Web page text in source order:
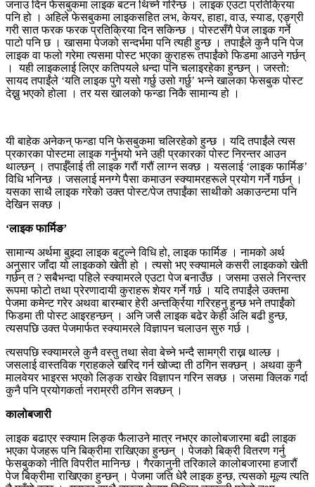
जनाउ दिन फेसबुकमा लाइक बटन थिच्ने गरिन्छ । लाइक एउटा प्रतिक्रिया
पनि हो । अहिले फेसबुकमा लाइकसहित लभ, केयर, हाहा, वाउ, स्याड, एङ्ग्री
गरी सात फरक फरक प्रतिक्रिया दिन सकिन्छ । पोस्टसँगै पेज लाइक गर्ने
पाटो पनि छ । खासमा पेजको सन्दर्भमा पनि त्यही हुन्छ । तपाईंले कुनै पनि पेज
लाइक वा फलो गरेमा त्यसमा पोस्ट भएका कुराहरू तपाईंको फिडमा आउने गर्छन्
। यही लाइकलाई लिएर कतिपयले धन्दा पनि चलाइरहेका हुन्छन् । जस्तो:
सायद तपाईंले ‘यति लाइक पुगे यसो गर्छु उसो गर्छु’ भन्ने खालका फेसबुक पोस्ट
देख्नु भएको होला । तर यस खालको फन्डा निकै सामान्य हो ।
यी बाहेक अनेकन् फन्डा पनि फेसबुकमा चलिरहेको हुन्छ । यदि तपाईंले त्यस
प्रकारका पोस्टमा लाइक गर्नुभयो भने उही प्रकारका पोस्ट निरन्तर आउन
थाल्छन् । तपाईँलाई ती लाइक गरौं गरौं लाग्न सक्छ । यसलाई ‘लाइक फार्मिङ’
विधि भनिन्छ । जसलाई मनग्गे पैसा कमाउन स्क्यामरहरूले प्रयोग गर्ने गर्छन् ।
यसका साथै लाइक गरेको उक्त पोस्ट/पेज तपाईंका साथीको अकाउन्टमा पनि
देखिन सक्छ ।
‘लाइक फार्मिङ’
सामान्य अर्थमा बुझ्दा लाइक बटुल्ने विधि हो, लाइक फार्मिङ । नामको अर्थ
अनुसार जाँदा यो लाइकको खेती हो । त्यसो भए स्क्यामले कसरी लाइकको खेती
गर्छन् त ? सबैभन्दा पहिले स्क्यामरले एउटा पेज बनाउँछ । जसमा उसले निरन्तर
रूपमा फोटो तथा प्रेरणादायी कुराहरू शेयर गर्ने गर्छ । यदि तपाईंले उक्तमा
पेजमा कमेन्ट गरेर अथवा बारम्बार हेरी अन्तर्क्रिया गरिरहनु हुन्छ भने तपाईंको
फिडमा ती पाेस्ट आइरहन्छन् । अनि जसै लाइक बढेर केही अलि बढी हुन्छ,
त्यसपछि उक्त पेजमार्फत स्क्यामरले विज्ञापन चलाउन सुरु गर्छ ।
त्यसपछि स्क्यामरले कुनै वस्तु तथा सेवा बेच्ने भन्दै सामग्री राख्न थाल्छ ।
‍जसलाई वास्तविक ग्राहकले खरिद गर्न खोज्दा ती ठगिन सक्छन् । अथवा कुनै
मालवेयर भाइरस भएको लिङ्क राखेर विज्ञापन गरिन सक्छ । जसमा क्लिक गर्दा
कुनै पनि प्रयोगकर्ता नराम्ररी ठगिन सक्छन् ।
कालोबजारी
लाइक बढाएर स्क्याम लिङ्क फैलाउने मात्र नभएर कालोबजारमा बढी लाइक
भएका पेजहरू पनि बिक्रीमा राखिएका हुन्छन् । पेजको बिक्री वितरण गर्नु
फेसबुकको नीति विपरीत मानिन्छ । गैरकानुनी तरिकाले कालोबजारमा हजारौं
पेज बिक्रीमा राखिएका हुन्छन् । पेजमा जति धेरै लाइक हुन्छ, त्यसको मूल्य त्यति